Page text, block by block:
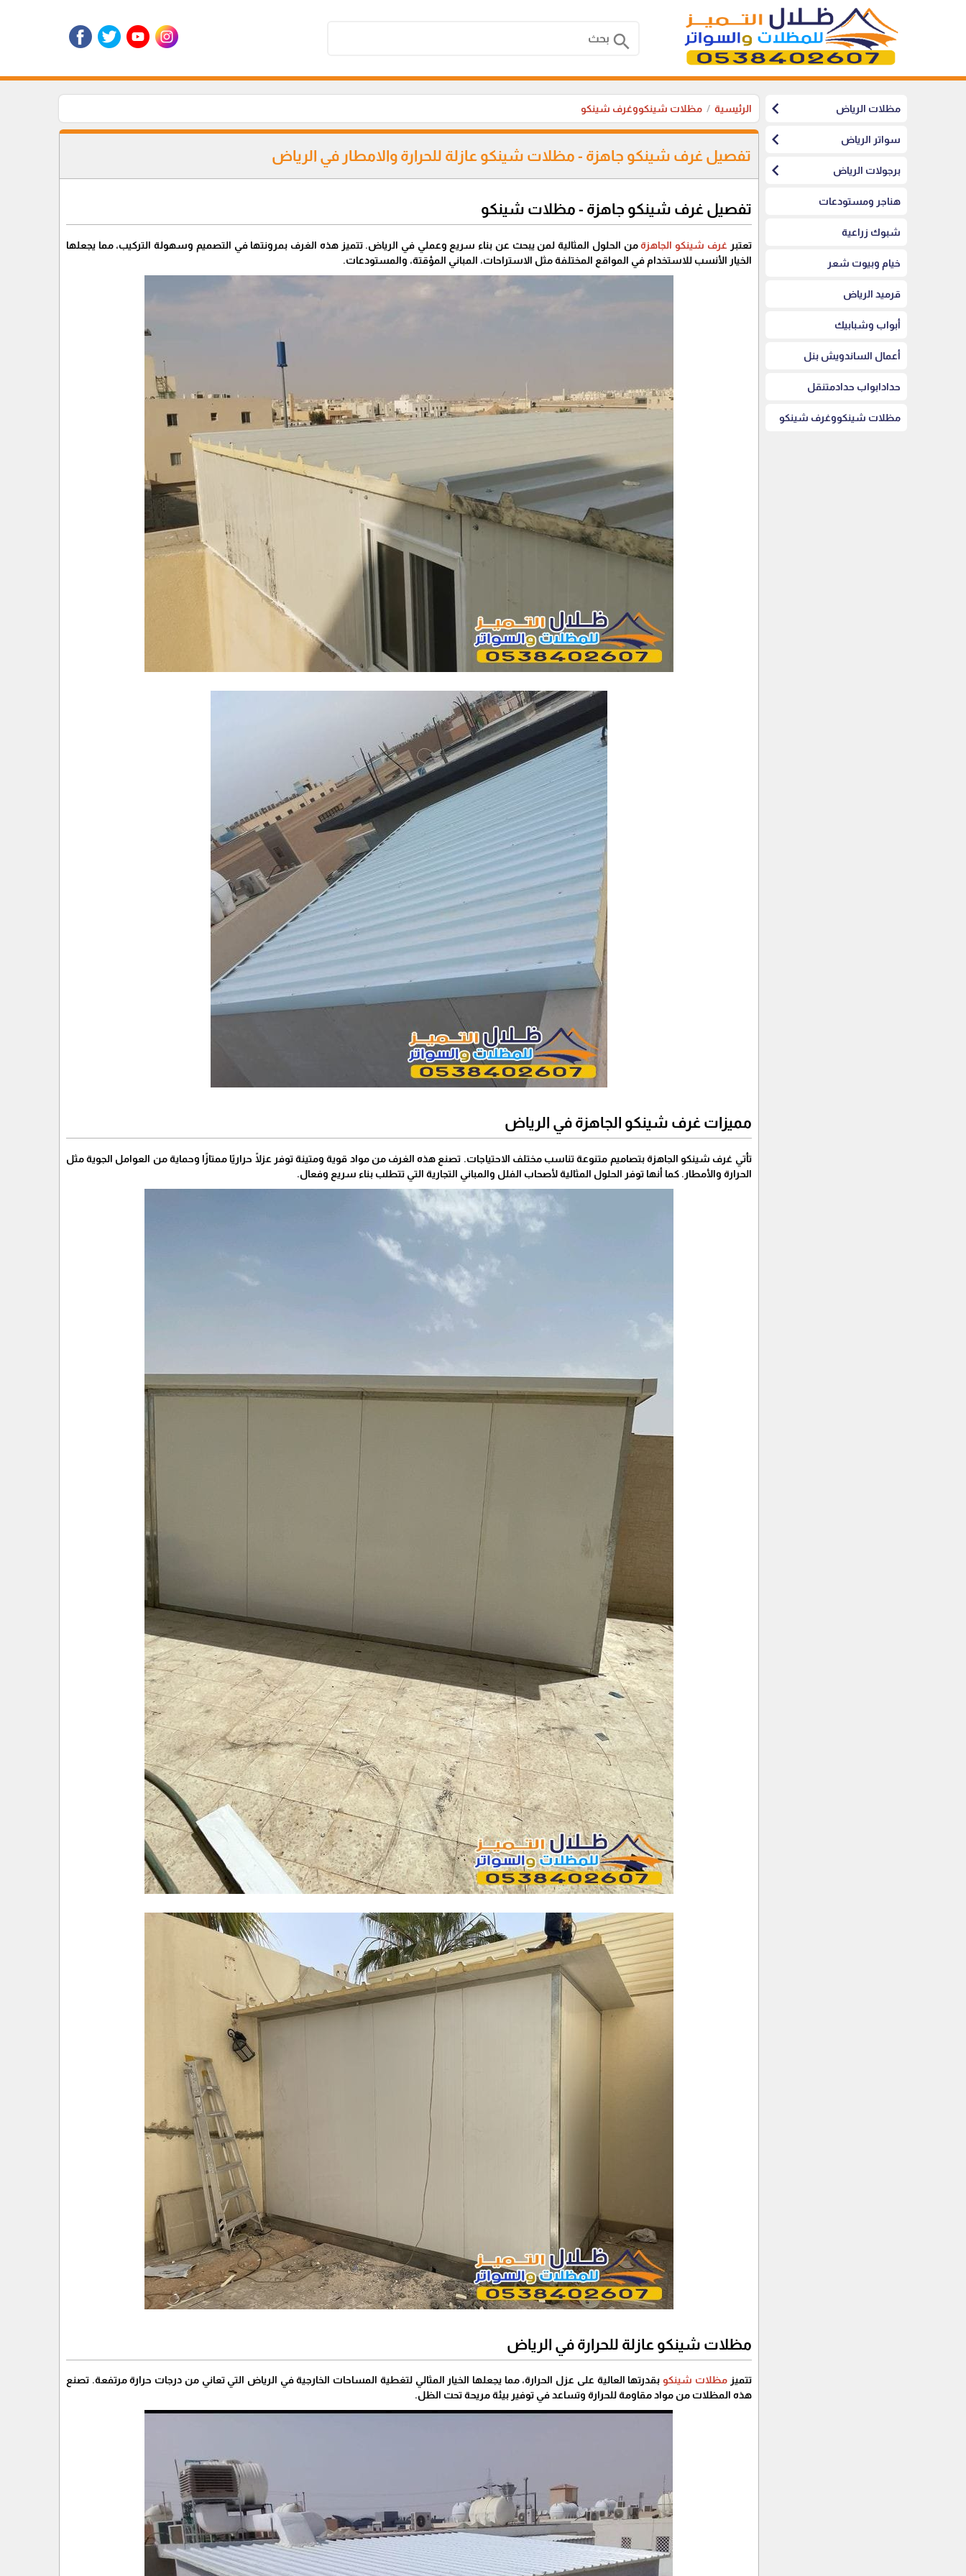
search
مظلات الرياض chevron_left
سواتر الرياض chevron_left
برجولات الرياض chevron_left
هناجر ومستودعات
شبوك زراعية
خيام وبيوت شعر
قرميد الرياض
أبواب وشبابيك
أعمال الساندويش بنل
حدادابواب حدادمتنقل
مظلات شينكووغرف شينكو
الرئيسية مظلات شينكووغرف شينكو
تفصيل غرف شينكو جاهزة - مظلات شينكو عازلة للحرارة والامطار في الرياض
تفصيل غرف شينكو جاهزة - مظلات شينكو
تعتبر غرف شينكو الجاهزةمن الحلول المثالية لمن يبحث عن بناء سريع وعملي في الرياض. تتميز هذه الغرف بمرونتها في التصميم وسهولة التركيب، مما يجعلها
الخيار الأنسب للاستخدام في المواقع المختلفة مثل الاستراحات، المباني المؤقتة، والمستودعات.
مميزات غرف شينكو الجاهزة في الرياض
تأتي غرف شينكو الجاهزة بتصاميم متنوعة تناسب مختلف الاحتياجات. تصنع هذه الغرف من مواد قوية ومتينة توفر عزلًا حراريًا ممتازًا وحماية من العوامل الجوية مثل
الحرارة والأمطار. كما أنها توفر الحلول المثالية لأصحاب الفلل والمباني التجارية التي تتطلب بناء سريع وفعال.
مظلات شينكو عازلة للحرارة في الرياض
تتميز مظلات شينكوبقدرتها العالية على عزل الحرارة، مما يجعلها الخيار المثالي لتغطية المساحات الخارجية في الرياض التي تعاني من درجات حرارة مرتفعة. تصنع
هذه المظلات من مواد مقاومة للحرارة وتساعد في توفير بيئة مريحة تحت الظل.